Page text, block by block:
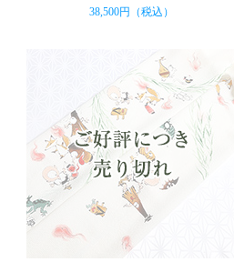
38,500円（税込）